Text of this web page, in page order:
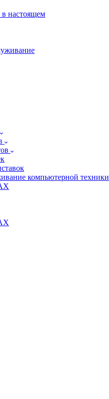
настоящем
компьютерной техники